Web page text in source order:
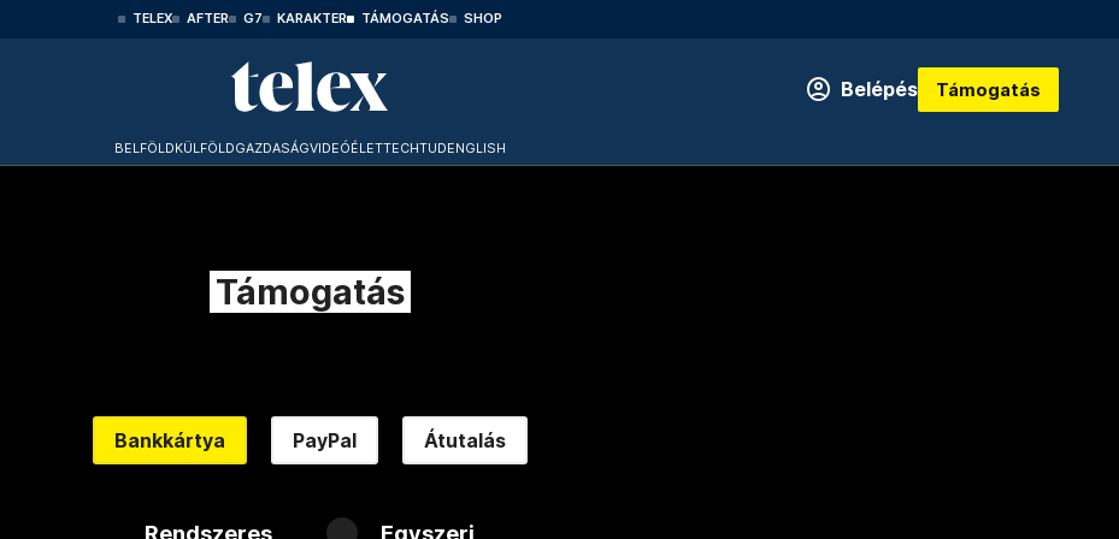
TELEX AFTER G7 KARAKTER TÁMOGATÁS SHOP
Belépés Támogatás
BELFÖLDKÜLFÖLDGAZDASÁGVIDEÓÉLETTECHTUDENGLISH
Támogatás
Bankkártya PayPal Átutalás
Rendszeres Egyszeri